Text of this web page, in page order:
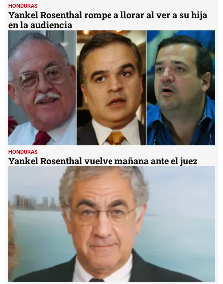
HONDURAS
Yankel Rosenthal rompe a llorar al ver a su hija
en la audiencia
HONDURAS
Yankel Rosenthal vuelve mañana ante el juez